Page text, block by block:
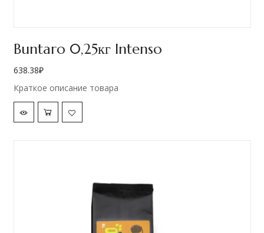
Buntaro 0,25кг Intenso
638.38₽
Краткое описание товара